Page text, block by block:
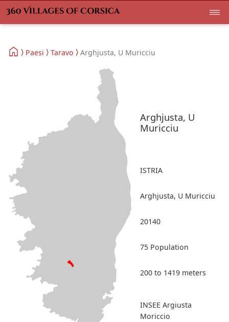
Paesi Taravo Arghjusta, U Muricciu
Arghjusta, U
Muricciu
ISTRIA
Arghjusta, U Muricciu
20140
75 Population
200 to 1419 meters
INSEE Argiusta
Moriccio